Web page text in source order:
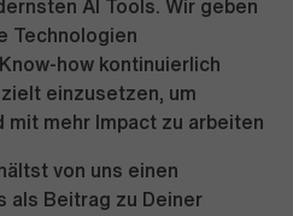
AI Tools. Wir geben
Technologien
how kontinuierlich
einzusetzen, um
mit mehr Impact zu arbeiten
von uns einen
als Beitrag zu Deiner